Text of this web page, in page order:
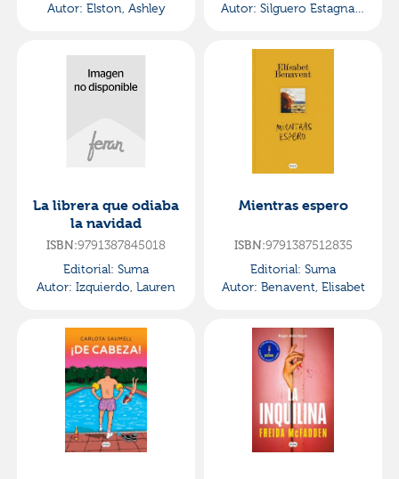
Autor: Elston, Ashley
Autor: Silguero Estagnan,
La librera que odiaba
la navidad
ISBN:9791387845018
Editorial: Suma
Autor: Izquierdo, Lauren
Mientras espero
ISBN:9791387512835
Editorial: Suma
Autor: Benavent, Elisabet